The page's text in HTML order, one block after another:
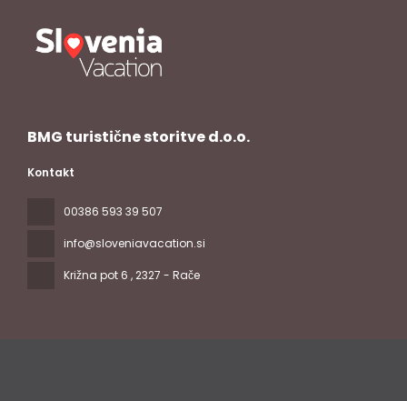
BMG turistične storitve d.o.o.
Kontakt
00386 593 39 507
info@sloveniavacation.si
Križna pot 6 , 2327 - Rače